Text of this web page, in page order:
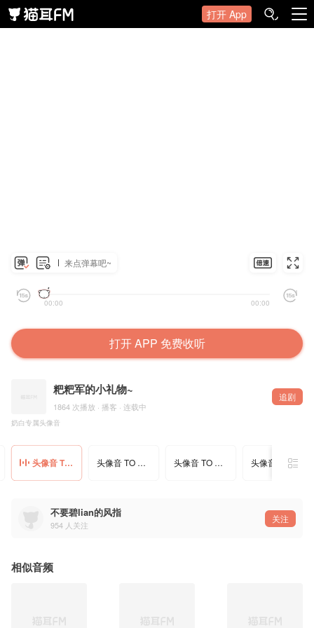
打开 App
来点弹幕吧~
00:00 00:00
打开 APP 免费收听
粑粑军的小礼物~
1864 次播放 · 播客 · 连载中
追剧
奶白专属头像音
头像音 TO 奶白 头像音 TO 新嘟 头像音 TO 德芙 头像音 TO 坐等听风
不要碧lian的风指
954 人关注
关注
相似音频